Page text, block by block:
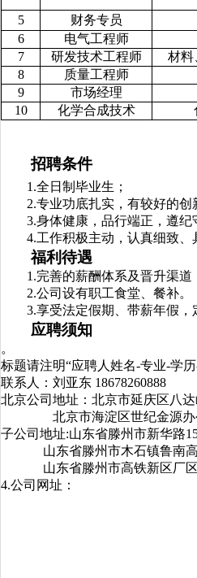
5
财务专员
6
电气工程师
7
研发技术工程师
材料
8
质量工程师
9
市场经理
10
化学合成技术
招聘条件
1.全日制毕业生；
2.专业功底扎实，有较好的创
3.身体健康， 品行端正，遵纪
4.工作积极主动，认真细致
福利待遇
1.完善的薪酬体系及晋升渠道
2.公司设有职工食堂、餐补。
3.享受法定假期、带薪年假
应聘须知
。
标题请注明“应聘人姓名-专业-学
联系人： 刘亚东 18678260888
北京公司地址： 北京市延庆区八
北京市海淀区世纪金源
子公司地址:山东省滕州市新华路
山东省滕州市木石镇鲁南
山东省滕州市高铁新区厂
4.公司网址：